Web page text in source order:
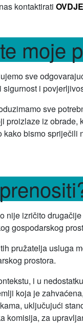
kontaktirati OVDJE
moje
sve
sigurnost i
sve
proizlaze iz obrade,
kako bismo spriječili
nije izričito
gospodarskog
pružatelja usluga
prostora.
i u
koja je
uključujući
komisija, za